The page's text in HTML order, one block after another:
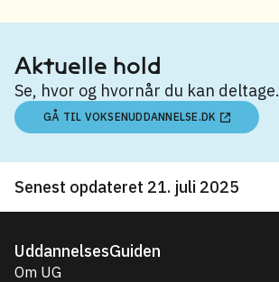
Aktuelle hold
Se, hvor og hvornår du kan deltage.
GÅ TIL VOKSENUDDANNELSE.DK
Senest opdateret 21. juli 2025
UddannelsesGuiden
Om UG